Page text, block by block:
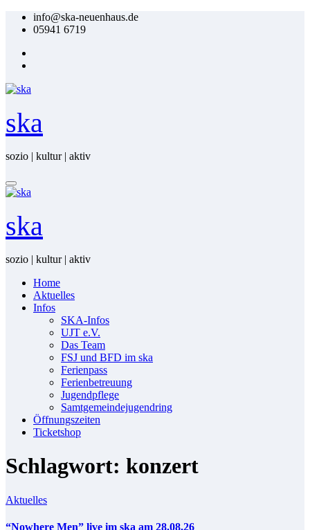
Zum
Inhalt
info@ska-neuenhaus.de
05941 6719
ska
sozio | kultur | aktiv
ska
sozio | kultur | aktiv
Home
Ak­tu­el­les
In­fos
SKA-In­fos
UJT e.V.
Das Team
FSJ und BFD im ska
Fe­ri­en­pass
Fe­ri­en­be­treu­ung
Ju­gend­pfle­ge
Samt­ge­mein­de­ju­gend­ring
Öff­nungs­zei­ten
Ti­cket­shop
Schlagwort: konzert
Aktuelles
“Nowhe­re Men” live im ska am 28.08.26